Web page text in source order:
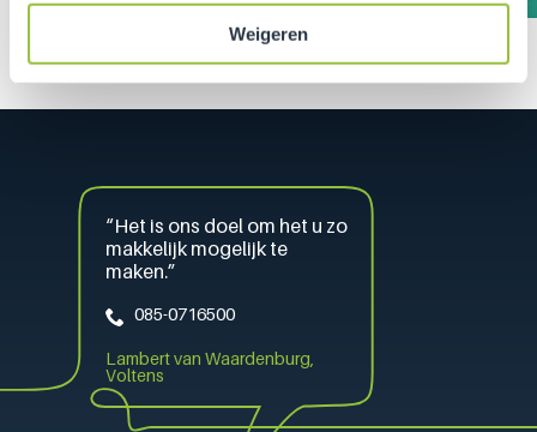
Weigeren
Lisa de Wit - Operationeel Manager Voltens
“Het is ons doel om het u zo
makkelijk mogelijk te
maken.”
085-0716500
Lambert van Waardenburg,
Voltens